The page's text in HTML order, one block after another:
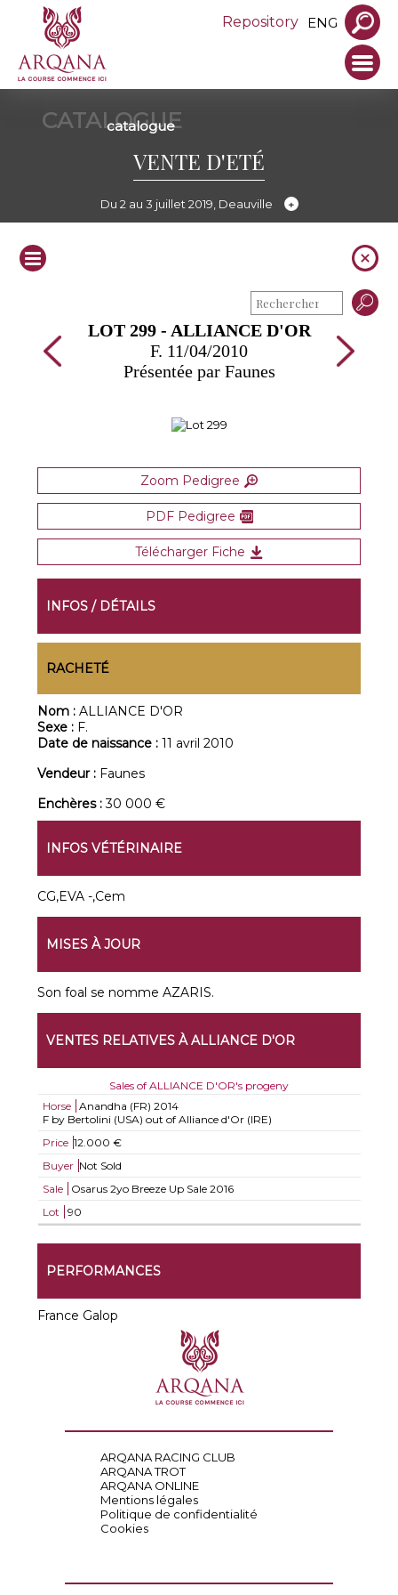
Repository ENG
CATALOGUE
catalogue
VENTE D'ETÉ
Du 2 au 3 juillet 2019, Deauville
LOT 299 - ALLIANCE D'OR
F. 11/04/2010
Présentée par Faunes
Zoom Pedigree
PDF Pedigree
Télécharger Fiche
INFOS / DÉTAILS
RACHETÉ
Nom :ALLIANCE D'OR
Sexe : F.
Date de naissance :11 avril 2010
Vendeur : Faunes
Enchères :30 000 €
INFOS VÉTÉRINAIRE
CG,EVA -,Cem
MISES À JOUR
Son foal se nomme AZARIS.
VENTES RELATIVES À ALLIANCE D'OR
Sales of ALLIANCE D'OR's progeny
Horse
Anandha (FR) 2014
F by Bertolini (USA) out of Alliance d'Or (IRE)
Price 12.000 €
Buyer Not Sold
Sale
Osarus 2yo Breeze Up Sale 2016
Lot
90
PERFORMANCES
France Galop
ARQANA RACING CLUB
ARQANA TROT
ARQANA ONLINE
Mentions légales
Politique de confidentialité
Cookies